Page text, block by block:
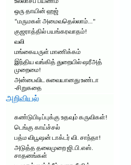
உல்லாசப் பயணம்
ஒரு தாயின் ஹஜ்
“மருமகள் அமைவதெல்லாம்…”
குஜராத்தில் பயங்கரவாதம்!
வலி
மங்கையருள் மாணிக்கம்
இந்திய வங்கித் துறையில் ஷரீஅத்
முறைமை!
அன்பைவிட சுவையானது உண்டா
-சிறுகதை
அறிவியல்
கண்டுபிடிப்புக்கு உதவும் கருவிகள்!
டெங்கு காய்ச்சல்
பத்ம விபூஷன் டாக்டர் வி. சாந்தா!
அடுத்த தலைமுறை ஜி.பி.எஸ்.
சாதனங்கள்